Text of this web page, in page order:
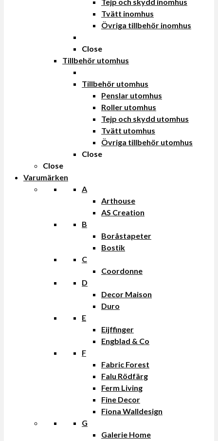
Tvätt inomhus
Övriga tillbehör inomhus
Close
Tillbehör utomhus
Tillbehör utomhus
Penslar utomhus
Roller utomhus
Tejp och skydd utomhus
Tvätt utomhus
Övriga tillbehör utomhus
Close
Close
Varumärken
A
Arthouse
AS Creation
B
Boråstapeter
Bostik
C
Coordonne
D
Decor Maison
Duro
E
Eijffinger
Engblad & Co
F
Fabric Forest
Falu Rödfärg
Ferm Living
Fine Decor
Fiona Walldesign
G
Galerie Home